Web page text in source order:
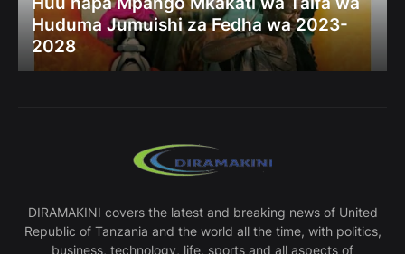
Huduma Jumuishi za Fedha wa 2023-
2028
DIRAMAKINI covers the latest and breaking news of United
Republic of Tanzania and the world all the time, with politics,
business, technology, life, sports and all aspects of